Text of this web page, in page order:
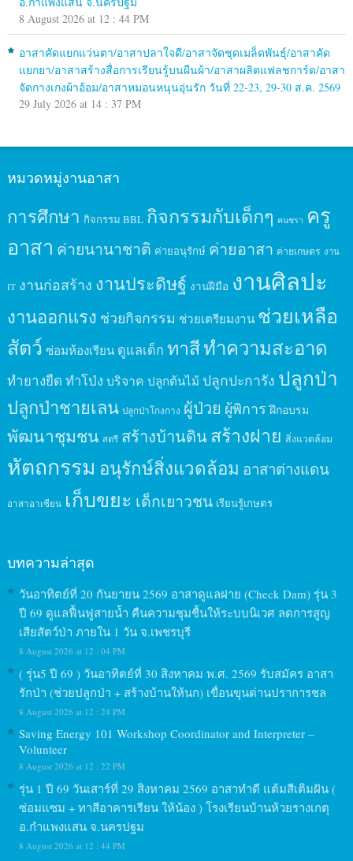
8 August 2026 at 12 : 44 PM
อาสาคัดแยกแว่นตา/อาสาปลาใจดี/อาสาจัดชุดเมล็ดพันธุ์/อาสาคัด
แยกยา/อาสาสร้างสื่อการเรียนรู้บนผืนผ้า/อาสาผลิตแฟลชการ์ด/อาสา
จัดกางเกงผ้าอ้อม/อาสาหมอนหนุนอุ่นรัก วันที่ 22-23, 29-30 ส.ค. 2569
29 July 2026 at 14 : 37 PM
หมวดหมู่งานอาสา
การศึกษา กิจกรรม BBL กิจกรรมกับเด็กๆ คนชรา ครู
อาสา ค่ายนานาชาติ ค่ายอนุรักษ์ ค่ายอาสา ค่ายเกษตร งาน
IT งานก่อสร้าง งานประดิษฐ์ งานฝีมือ งานศิลปะ
งานออกแรง ช่วยกิจกรรม ช่วยเตรียมงาน ช่วยเหลือ
สัตว์ ซ่อมห้องเรียน ดูแลเด็ก ทาสีทำความสะอาด
ทำยางยืด ทำโป่ง บริจาค ปลูกต้นไม้ ปลูกปะการัง ปลูกป่า
ปลูกป่าชายเลน ปลูกป่าโกงกาง ผู้ป่วย ผู้พิการ ฝึกอบรม
พัฒนาชุมชน สตรี สร้างบ้านดินสร้างฝาย สิ่งแวดล้อม
หัตถกรรม อนุรักษ์สิ่งแวดล้อม อาสาต่างแดน
อาสาอาเซียน เก็บขยะ เด็กเยาวชน เรียนรู้เกษตร
บทความล่าสุด
วันอาทิตย์ที่ 20 กันยายน 2569 อาสาดูแลฝาย (Check Dam) รุ่น 3
ปี 69 ดูแลฟื้นฟูสายน้ำ คืนความชุมชื้นให้ระบบนิเวศ ลดการสูญ
เสียสัตว์ป่า ภายใน 1 วัน จ.เพชรบุรี
8 August 2026 at 12 : 04 PM
( รุ่น5 ปี 69 ) วันอาทิตย์ที่ 30 สิงหาคม พ.ศ. 2569 รับสมัคร อาสา
รักป่า (ช่วยปลูกป่า + สร้างบ้านให้นก) เขื่อนขุนด่านปราการชล
8 August 2026 at 12 : 24 PM
Saving Energy 101 Workshop Coordinator and Interpreter –
Volunteer
8 August 2026 at 12 : 22 PM
รุ่น 1 ปี 69 วันเสาร์ที่ 29 สิงหาคม 2569 อาสาทำดี แต้มสีเติมฝัน (
ซ่อมแซม + ทาสีอาคารเรียน ให้น้อง ) โรงเรียนบ้านห้วยรางเกตุ
อ.กำแพงแสน จ.นครปฐม
8 August 2026 at 12 : 44 PM